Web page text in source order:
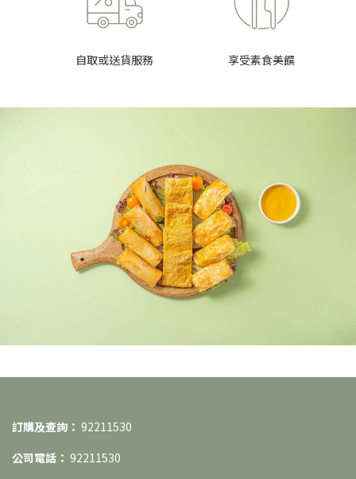
⾃取或送貨服務 享受素食美饌
訂購及查詢： 92211530
公司電話： 92211530